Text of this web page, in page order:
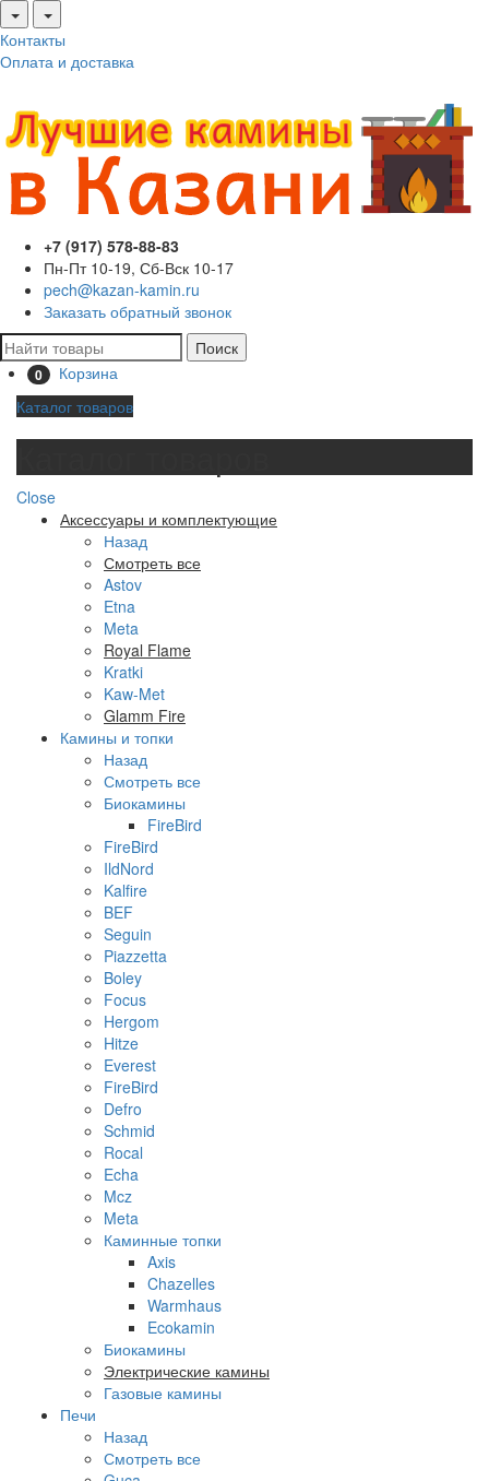
Контакты
Оплата и доставка
+7 (917) 578-88-83
Пн-Пт 10-19, Сб-Вск 10-17
pech@kazan-kamin.ru
Заказать обратный звонок
Поиск
0
Корзина
Каталог товаров
Close
Аксессуары и комплектующие
Назад
Смотреть все
Astov
Etna
Meta
Royal Flame
Kratki
Kaw-Met
Glamm Fire
Камины и топки
Назад
Смотреть все
Биокамины
FireBird
FireBird
IldNord
Kalfire
BEF
Seguin
Piazzetta
Boley
Focus
Hergom
Hitze
Everest
FireBird
Defro
Schmid
Rocal
Echa
Mcz
Meta
Каминные топки
Axis
Chazelles
Warmhaus
Ecokamin
Биокамины
Электрические камины
Газовые камины
Печи
Назад
Смотреть все